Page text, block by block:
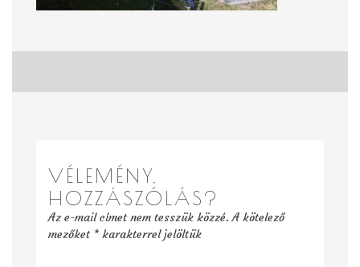
Bejegyzés
8
VÉLEMÉNY,
HOZZÁSZÓLÁS?
Az e-mail címet nem tesszük közzé. A kötelező
mezőket * karakterrel jelöltük